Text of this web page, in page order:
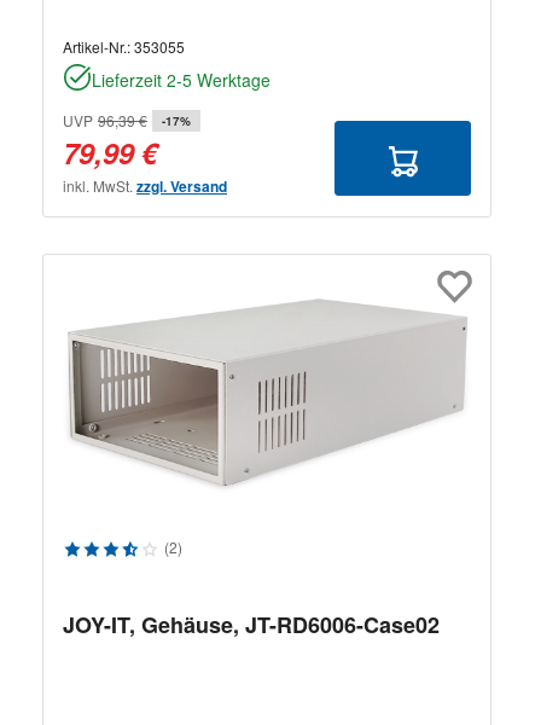
Artikel-Nr.:353055
Lieferzeit 2-5 Werktage
UVP 96,39 € -17%
79,99 €
inkl. MwSt. zzgl. Versand
Durchschnittliche Bewertung von 3.5 von 5 Sternen
(2)
JOY-IT, Gehäuse, JT-RD6006-Case02